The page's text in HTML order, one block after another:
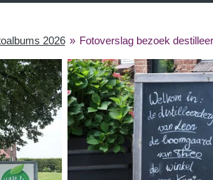
2026 » Fotoverslag bezoek